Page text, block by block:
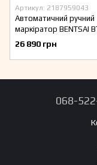
Артикул: 2187959043
Автоматичний ручний
маркіратор BENTSAI
HH6105B3
26 890 грн
068-